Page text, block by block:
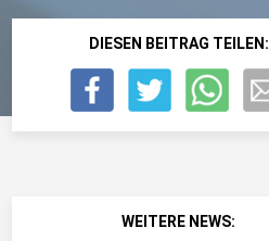
DIESEN BEITRAG TEILEN:
WEITERE NEWS: